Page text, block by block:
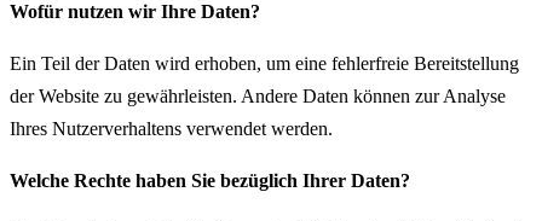
Wofür nutzen wir Ihre Daten?
Ein Teil der Daten wird erhoben, um eine fehlerfreie Bereitstellung
der Website zu gewährleisten. Andere Daten können zur Analyse
Ihres Nutzerverhaltens verwendet werden.
Welche Rechte haben Sie bezüglich Ihrer Daten?